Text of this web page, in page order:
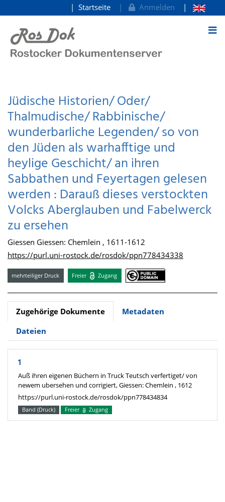
zum Inhalt
Startseite Anmelden
Jüdische Historien/ Oder/
Thalmudische/ Rabbinische/
wunderbarliche Legenden/ so von
den Jüden als warhafftige und
heylige Geschicht/ an ihren
Sabbathen und Feyertagen gelesen
werden : Darauß dieses verstockten
Volcks Aberglauben und Fabelwerck
zu ersehen
Giessen Giessen: Chemlein , 1611-1612
https://purl.uni-rostock.de/rosdok/ppn778434338
mehrteiliger Druck Freier Zugang
Zugehörige Dokumente
Metadaten
Dateien
1
Auß ihren eigenen Büchern in Truck Teutsch verfertiget/ von
newem ubersehen und corrigiert, Giessen: Chemlein , 1612
https://purl.uni-rostock.de/rosdok/ppn778434834
Band (Druck) Freier Zugang